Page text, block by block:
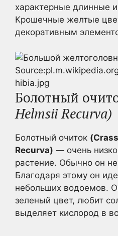
характерные длинные
Крошечные желтые
декоративным
hibia.jpg
Болотный
Helmsii Recurva)
Болотный очиток
Recurva) — очень
растение. Обычно он
Благодаря этому он
небольших водоемов.
зеленый цвет, любит
выделяет кислород в